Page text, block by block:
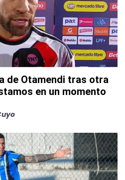
de Otamendi tras otra
en un momento